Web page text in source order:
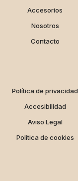
Accesorios
Nosotros
Contacto
Política de privacidad
Accesibilidad
Aviso Legal
Política de cookies